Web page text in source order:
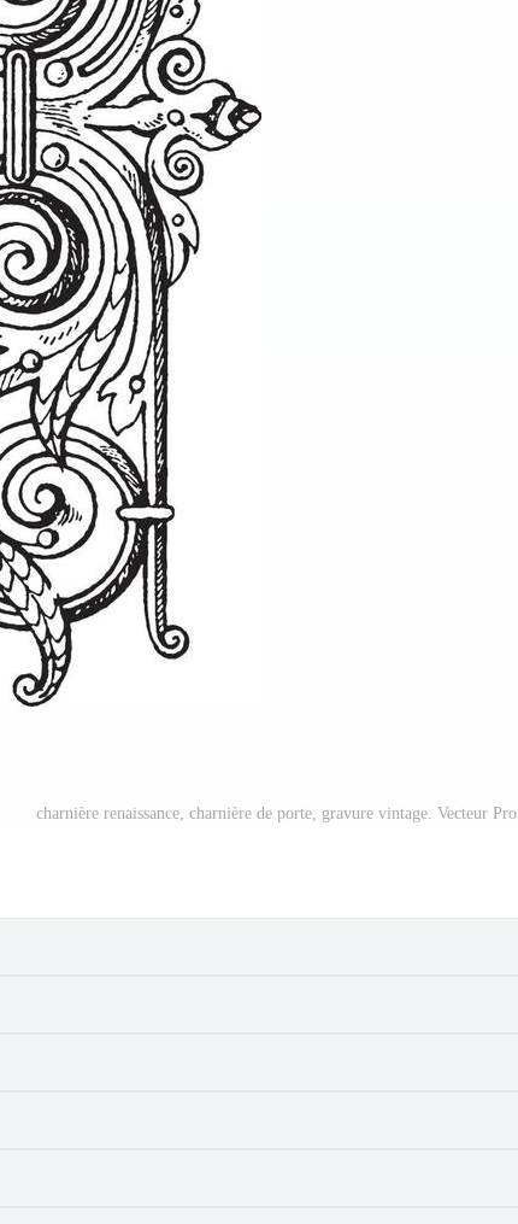
charnière renaissance, charnière de porte, gravure vintage. Vecteur Pro